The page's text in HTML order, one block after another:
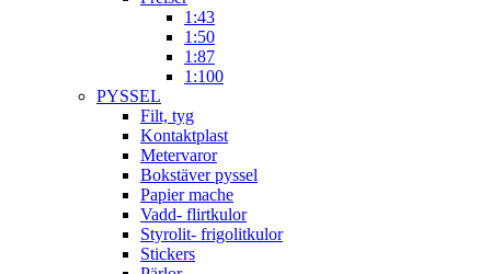
1:43
1:50
1:87
1:100
PYSSEL
Filt, tyg
Kontaktplast
Metervaror
Bokstäver pyssel
Papier mache
Vadd- flirtkulor
Styrolit- frigolitkulor
Stickers